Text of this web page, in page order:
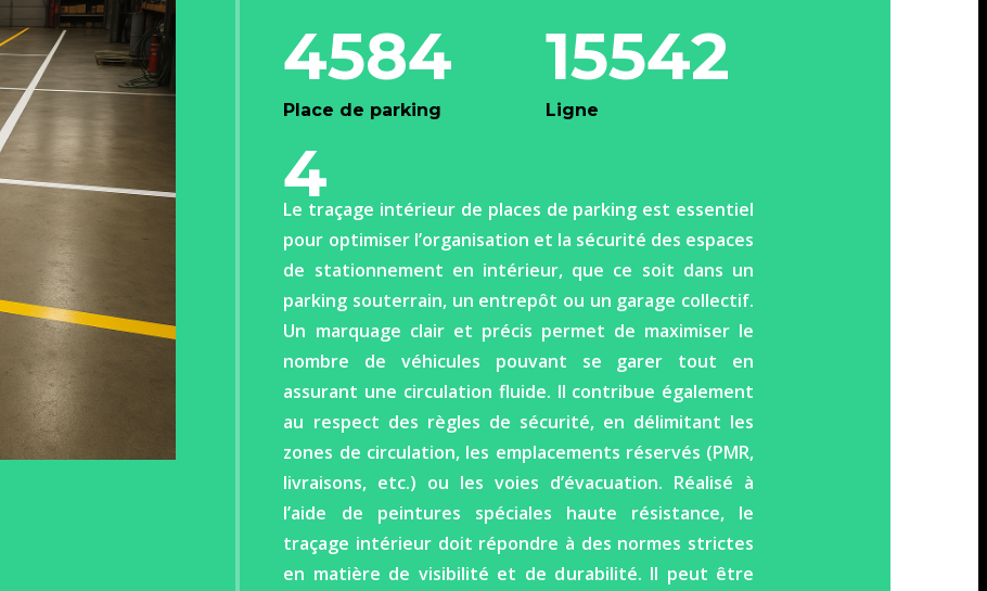
4584
4
Place de parking
15542
Ligne
Le traçage intérieur de places de parking est essentiel
pour optimiser l’organisation et la sécurité des espaces
de stationnement en intérieur, que ce soit dans un
parking souterrain, un entrepôt ou un garage collectif.
Un marquage clair et précis permet de maximiser le
nombre de véhicules pouvant se garer tout en
assurant une circulation fluide. Il contribue également
au respect des règles de sécurité, en délimitant les
zones de circulation, les emplacements réservés (PMR,
livraisons, etc.) ou les voies d’évacuation. Réalisé à
l’aide de peintures spéciales haute résistance, le
traçage intérieur doit répondre à des normes strictes
en matière de visibilité et de durabilité. Il peut être